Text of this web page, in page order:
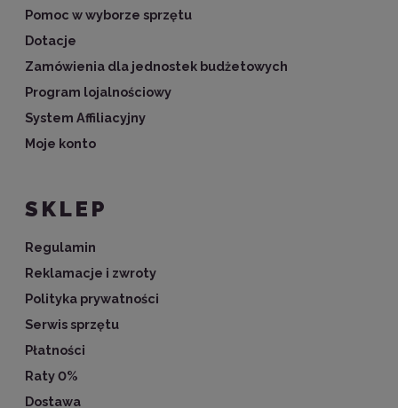
Pomoc w wyborze sprzętu
Dotacje
Zamówienia dla jednostek budżetowych
Program lojalnościowy
System Affiliacyjny
Moje konto
SKLEP
Regulamin
Reklamacje i zwroty
Polityka prywatności
Serwis sprzętu
Płatności
Raty 0%
Dostawa